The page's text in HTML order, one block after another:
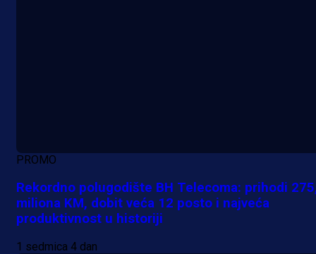
PROMO
Rekordno polugodište BH Telecoma: prihodi
miliona KM, dobit veća 12 posto i najveća
produktivnost u historiji
1 sedmica 4 dan